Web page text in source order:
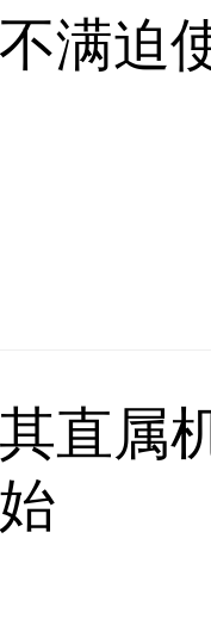
满迫
直属